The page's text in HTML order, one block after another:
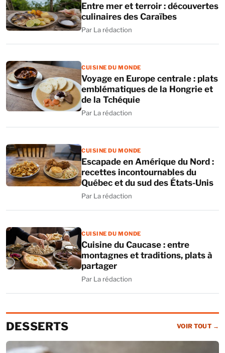
Entre mer et terroir : découvertes
culinaires des Caraïbes
Par La rédaction
CUISINE DU MONDE
Voyage en Europe centrale : plats
emblématiques de la Hongrie et
de la Tchéquie
Par La rédaction
CUISINE DU MONDE
Escapade en Amérique du Nord :
recettes incontournables du
Québec et du sud des États-Unis
Par La rédaction
CUISINE DU MONDE
Cuisine du Caucase : entre
montagnes et traditions, plats à
partager
Par La rédaction
DESSERTS VOIR TOUT →